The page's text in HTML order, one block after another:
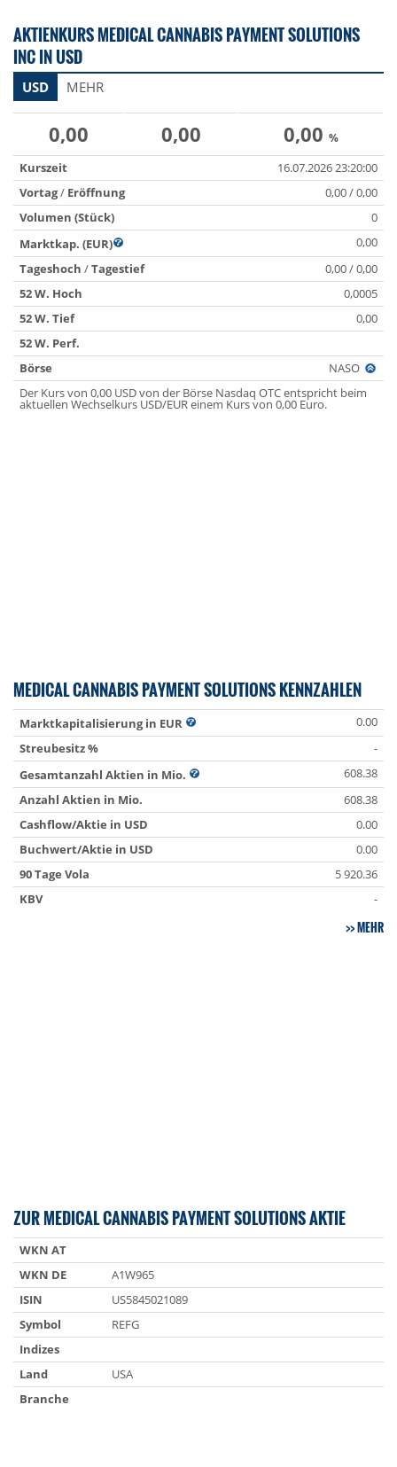
AKTIENKURS MEDICAL CANNABIS PAYMENT SOLUTIONS
INC IN USD
USD MEHR
0,00 0,00 0,00 %
Kurszeit
16.07.2026 23:20:00
Vortag/ Eröffnung
0,00 / 0,00
Volumen (Stück)
0
Marktkap. (EUR)
0,00
Tageshoch /Tagestief
0,00 / 0,00
52 W. Hoch
0,0005
52 W. Tief
0,00
52 W. Perf.
Börse
NASO
Der Kurs von 0,00 USD von der Börse Nasdaq OTC entspricht beim
aktuellen Wechselkurs USD/EUR einem Kurs von 0,00 Euro.
MEDICAL CANNABIS PAYMENT SOLUTIONS KENNZAHLEN
Marktkapitalisierung in EUR
0.00
Streubesitz %
-
Gesamtanzahl Aktien in Mio.
608.38
Anzahl Aktien in Mio.
608.38
Cashflow/Aktie in USD
0.00
Buchwert/Aktie in USD
0.00
90 Tage Vola
5 920.36
KBV
-
MEHR
ZUR MEDICAL CANNABIS PAYMENT SOLUTIONS AKTIE
WKN AT
WKN DE
A1W965
ISIN
US5845021089
Symbol
REFG
Indizes
Land
USA
Branche